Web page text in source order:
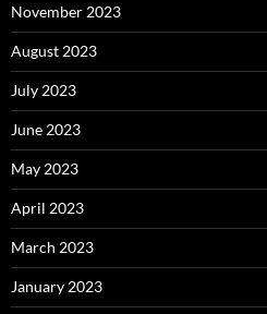
November 2023
August 2023
July 2023
June 2023
May 2023
April 2023
March 2023
January 2023